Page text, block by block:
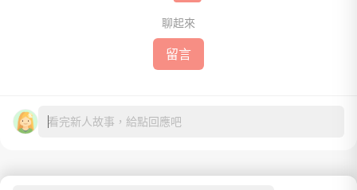
聊起來
留言
看完新人故事，給點回應吧